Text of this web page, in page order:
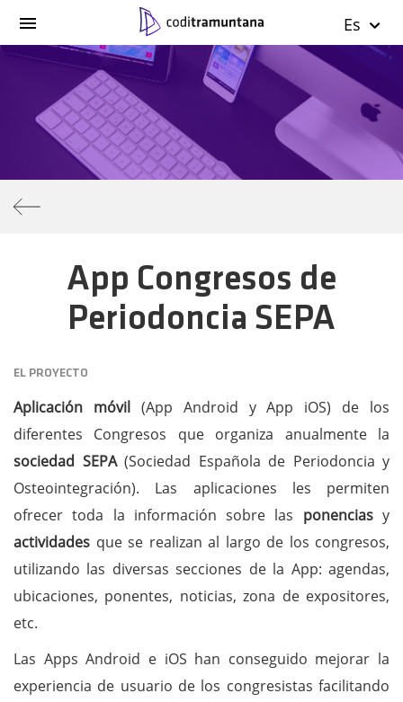
Es
App Congresos de
Periodoncia SEPA
EL PROYECTO
Aplicación móvil(App Android y App iOS) de los
diferentes Congresos que organiza anualmente la
sociedad SEPA(Sociedad Española de Periodoncia y
Osteointegración). Las aplicaciones les permiten
ofrecer toda la información sobre las ponenciasy
actividades que se realizan al largo de los congresos,
utilizando las diversas secciones de la App: agendas,
ubicaciones, ponentes, noticias, zona de expositores,
etc.
Las Apps Android e iOS han conseguido mejorar la
experiencia de usuario de los congresistas facilitando